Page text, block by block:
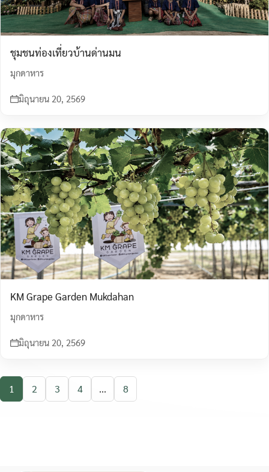
ชุมชนท่องเที่ยวบ้านด่านมน
มุกดาหาร
มิถุนายน 20, 2569
KM Grape Garden Mukdahan
มุกดาหาร
มิถุนายน 20, 2569
1 2 3 4 ... 8